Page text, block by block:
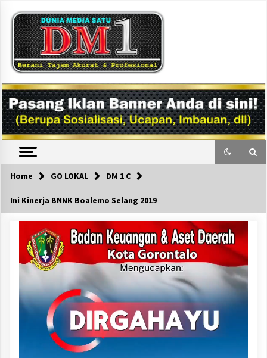
content
DM1
Home GO LOKAL DM 1 C
Ini Kinerja BNNK Boalemo Selang 2019